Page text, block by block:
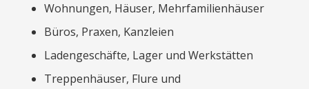
Wohnungen, Häuser, Mehrfamilienhäuser
Büros, Praxen, Kanzleien
Ladengeschäfte, Lager und Werkstätten
Treppenhäuser, Flure und